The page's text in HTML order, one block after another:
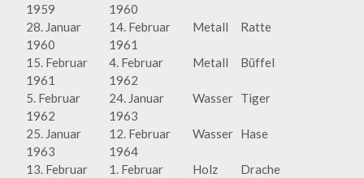
1959
1960
28. Januar
1960
14. Februar
1961
Metall Ratte
15. Februar
1961
4. Februar
1962
Metall Büffel
5. Februar
1962
24. Januar
1963
Wasser Tiger
25. Januar
1963
12. Februar
1964
Wasser Hase
13. Februar
1. Februar
Holz Drache